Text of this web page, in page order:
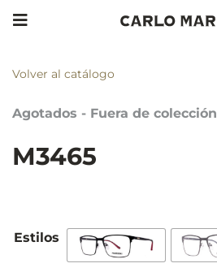
Volver al catálogo
Agotados - Fuera de colección
M3465